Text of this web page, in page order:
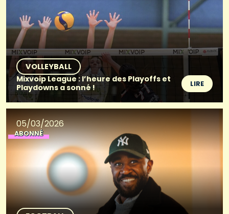
VOLLEYBALL
Mixvoip League : l’heure des Playoffs et
Playdowns a sonné !
LIRE
05/03/2026
ABONNÉ